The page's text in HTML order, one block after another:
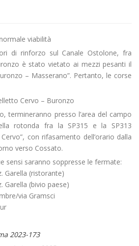
viabilità
di rinforzo sul Canale Ostolone, fra
è stato vietato ai mezzi pesanti il
– Masserano”. Pertanto, le corse
Cervo – Buronzo
termineranno presso l’area del campo
rotonda fra la SP315 e la SP313
con rifasamento dell’orario dalla
verso Cossato.
sensi saranno soppresse le fermate:
Garella (ristorante)
Garella (bivio paese)
via Gramsci
2023-173